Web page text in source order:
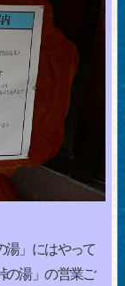
湯」にはやって
の湯」の営業ご